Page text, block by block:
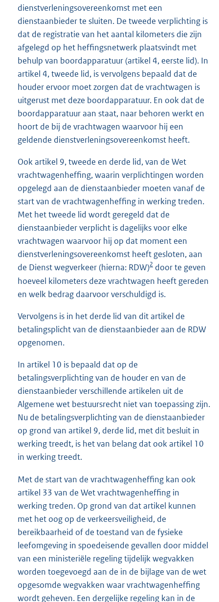
dienstverleningsovereenkomst met een
dienstaanbieder te sluiten. De tweede verplichting is
dat de registratie van het aantal kilometers die zijn
afgelegd op het heffingsnetwerk plaatsvindt met
behulp van boordapparatuur (artikel 4, eerste lid). In
artikel 4, tweede lid, is vervolgens bepaald dat de
houder ervoor moet zorgen dat de vrachtwagen is
uitgerust met deze boordapparatuur. En ook dat de
boordapparatuur aan staat, naar behoren werkt en
hoort de bij de vrachtwagen waarvoor hij een
geldende dienstverleningsovereenkomst heeft.
Ook artikel 9, tweede en derde lid, van de Wet
vrachtwagenheffing, waarin verplichtingen worden
opgelegd aan de dienstaanbieder moeten vanaf de
start van de vrachtwagenheffing in werking treden.
Met het tweede lid wordt geregeld dat de
dienstaanbieder verplicht is dagelijks voor elke
vrachtwagen waarvoor hij op dat moment een
dienstverleningsovereenkomst heeft gesloten, aan
de Dienst wegverkeer (hierna: RDW)2 door te geven
hoeveel kilometers deze vrachtwagen heeft gereden
en welk bedrag daarvoor verschuldigd is.
Vervolgens is in het derde lid van dit artikel de
betalingsplicht van de dienstaanbieder aan de RDW
opgenomen.
In artikel 10 is bepaald dat op de
betalingsverplichting van de houder en van de
dienstaanbieder verschillende artikelen uit de
Algemene wet bestuursrecht niet van toepassing zijn.
Nu de betalingsverplichting van de dienstaanbieder
op grond van artikel 9, derde lid, met dit besluit in
werking treedt, is het van belang dat ook artikel 10
in werking treedt.
Met de start van de vrachtwagenheffing kan ook
artikel 33 van de Wet vrachtwagenheffing in
werking treden. Op grond van dat artikel kunnen
met het oog op de verkeersveiligheid, de
bereikbaarheid of de toestand van de fysieke
leefomgeving in spoedeisende gevallen door middel
van een ministeriële regeling tijdelijk wegvakken
worden toegevoegd aan de in de bijlage van de wet
opgesomde wegvakken waar vrachtwagenheffing
wordt geheven. Een dergelijke regeling kan in de